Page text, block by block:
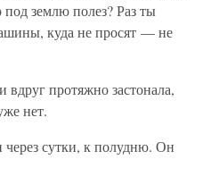
землю полез? Раз ты
куда не просят — не
вдруг протяжно застонала,
нет.
сутки, к полудню. Он